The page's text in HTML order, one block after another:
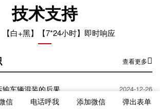
技术支持
【白+黑】【7*24小时】即时响应
查看更多
车辆混装的后果 2024-12-26
信 电话呼我 添加微信 弹出表单